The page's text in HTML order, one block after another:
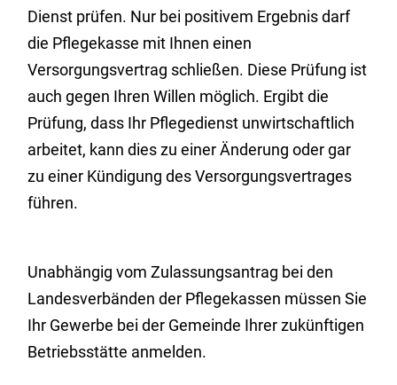
Dienst prüfen. Nur bei positivem Ergebnis darf
die Pflegekasse mit Ihnen einen
Versorgungsvertrag schließen. Diese Prüfung ist
auch gegen Ihren Willen möglich. Ergibt die
Prüfung, dass Ihr Pflegedienst unwirtschaftlich
arbeitet, kann dies zu einer Änderung oder gar
zueiner Kündigung des Versorgungsvertrages
führen.
Unabhängig vom Zulassungsantrag bei den
Landesverbänden der Pflegekassen müssen Sie
Ihr Gewerbe bei der Gemeinde Ihrer zukünftigen
Betriebsstätte anmelden.